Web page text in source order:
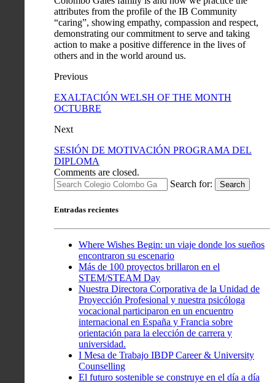
attributes from the profile of the IB Community
“caring”, showing empathy, compassion and respect,
demonstrating our commitment to serve and taking
action to make a positive difference in the lives of
others and in the world around us.
Previous
EXALTACIÓN WELSH OF THE MONTH
OCTUBRE
Next
SESIÓN DE MOTIVACIÓN PROGRAMA DEL
DIPLOMA
Comments are closed.
Search for:
Search
Entradas recientes
Where Wishes Begin: un viaje donde los sueños
encontraron su escenario
Más de 100 proyectos brillaron en el
STEM/STEAM Day
Nuestra Directora Corporativa de la Unidad de
Proyección Profesional y nuestra psicóloga
vocacional participaron en un encuentro
internacional en España y Francia sobre
orientación para la elección de carrera y
universidad.
I Mesa de Trabajo IBDP Career & University
Counselling
El futuro sostenible se construye en el día a día